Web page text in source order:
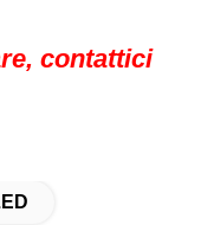
contattici